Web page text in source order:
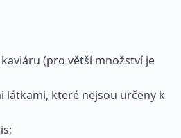
(pro větší množství je
látkami, které nejsou určeny k